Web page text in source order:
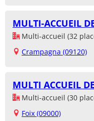
MULTI-ACCUEIL
Multi-accueil (32
Crampagna (09120)
MULTI ACCUEIL
Multi-accueil (30
Foix (09000)